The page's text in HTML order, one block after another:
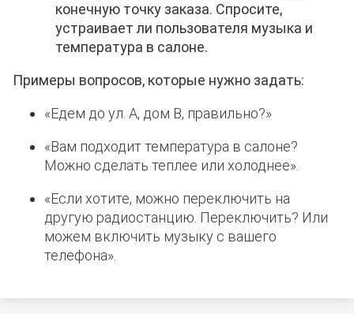
конечную точку заказа. Спросите,
устраивает ли пользователя музыка и
температура в салоне.
Примеры вопросов, которые нужно задать:
«Едем до ул. А, дом В, правильно?»
«Вам подходит температура в салоне?
Можно сделать теплее или холоднее».
«Если хотите, можно переключить на
другую радиостанцию. Переключить? Или
можем включить музыку с вашего
телефона».